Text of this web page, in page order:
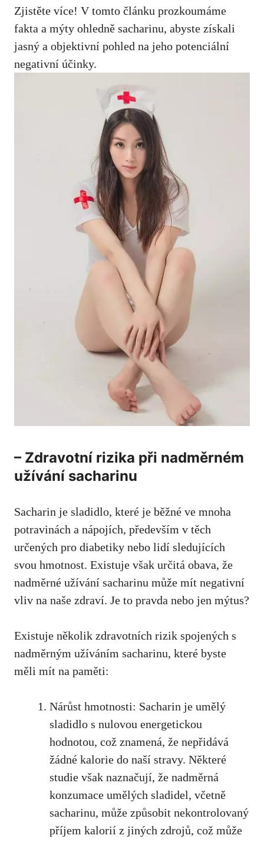
Zjistěte více! V tomto článku prozkoumáme
fakta a mýty ohledně sacharinu, abyste získali
jasný a objektivní pohled na jeho potenciální
negativní účinky.
– Zdravotní rizika při nadměrném
užívání sacharinu
Sacharin je sladidlo, které je běžné ve mnoha
potravinách a nápojích, především v těch
určených pro diabetiky nebo lidí sledujících
svou hmotnost. Existuje však určitá obava, že
nadměrné užívání sacharinu může mít negativní
vliv na naše zdraví. Je to pravda nebo jen mýtus?
Existuje několik zdravotních rizik spojených s
nadměrným užíváním sacharinu, které byste
měli mít na paměti:
Nárůst hmotnosti: Sacharin je umělý
sladidlo s nulovou energetickou
hodnotou, což znamená, že nepřidává
žádné kalorie do naší stravy. Některé
studie však naznačují, že nadměrná
konzumace umělých sladidel, včetně
sacharinu, může způsobit nekontrolovaný
příjem kalorií z jiných zdrojů, což může